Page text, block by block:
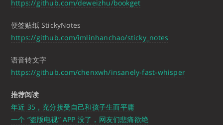
https://github.com/deweizhu/bookget
便签贴纸 StickyNotes
https://github.com/imlinhanchao/sticky_notes
语音转文字
https://github.com/chenxwh/insanely-fast-whisper
推荐阅读
年近 35，充分接受自己和孩子生而平庸
一个 “盗版电视” APP 没了，网友们悲痛欲绝